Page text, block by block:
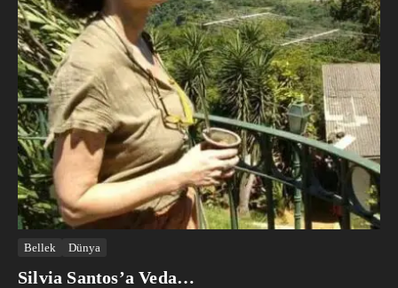
Bellek Dünya
Silvia Santos’a Veda…